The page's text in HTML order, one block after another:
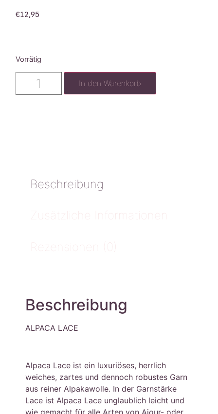
€12,95
Vorrätig
In den Warenkorb
Beschreibung
Zusätzliche Informationen
Beschreibung
ALPACA LACE
Alpaca Lace ist ein luxuriöses, herrlich
weiches, zartes und dennoch robustes Garn
aus reiner Alpakawolle. In der Garnstärke
Lace ist Alpaca Lace unglaublich leicht und
wie gemacht für alle Arten von Ajour- oder